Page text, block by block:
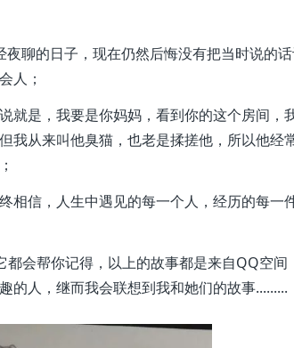
聊的日子，现在仍然后悔没有把当时说的
人；
就是，我要是你妈妈，看到你的这个房间，
我从来叫他臭猫，也老是揉搓他，所以他经
相信，人生中遇见的每一个人，经历的每一
会帮你记得，以上的故事都是来自QQ空间
的人，继而我会联想到我和她们的故事.........